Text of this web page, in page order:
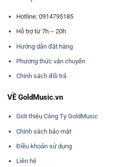
Hotline: 0914795185
Hỗ trợ từ 7h -- 20h
Hướng dẫn đặt hàng
Phương thức vận chuyển
Chính sách đổi trả
VỀ GoldMusic.vn
Giới thiệu Công Ty GoldMusic
Chính sách bảo mật
Điều khoản sử dụng
Liên hệ